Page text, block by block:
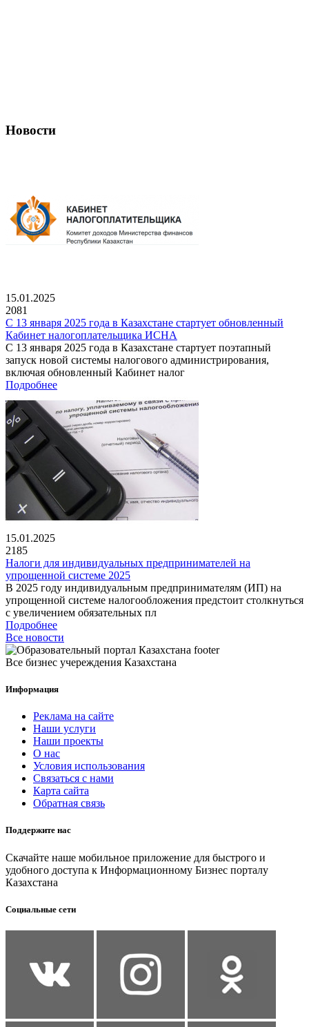
Новости
15.01.2025
2081
С 13 января 2025 года в Казахстане стартует обновленный
Кабинет налогоплательщика ИСНА
С 13 января 2025 года в Казахстане стартует поэтапный
запуск новой системы налогового администрирования,
включая обновленный Кабинет налог
Подробнее
15.01.2025
2185
Налоги для индивидуальных предпринимателей на
упрощенной системе 2025
В 2025 году индивидуальным предпринимателям (ИП) на
упрощенной системе налогообложения предстоит столкнуться
с увеличением обязательных пл
Подробнее
Все новости
Все бизнес учереждения Казахстана
Информация
Реклама на сайте
Наши услуги
Наши проекты
О нас
Условия использования
Связаться с нами
Карта сайта
Обратная связь
Поддержите нас
Скачайте наше мобильное приложение для быстрого и
удобного доступа к Информационному Бизнес порталу
Казахстана
Социальные сети